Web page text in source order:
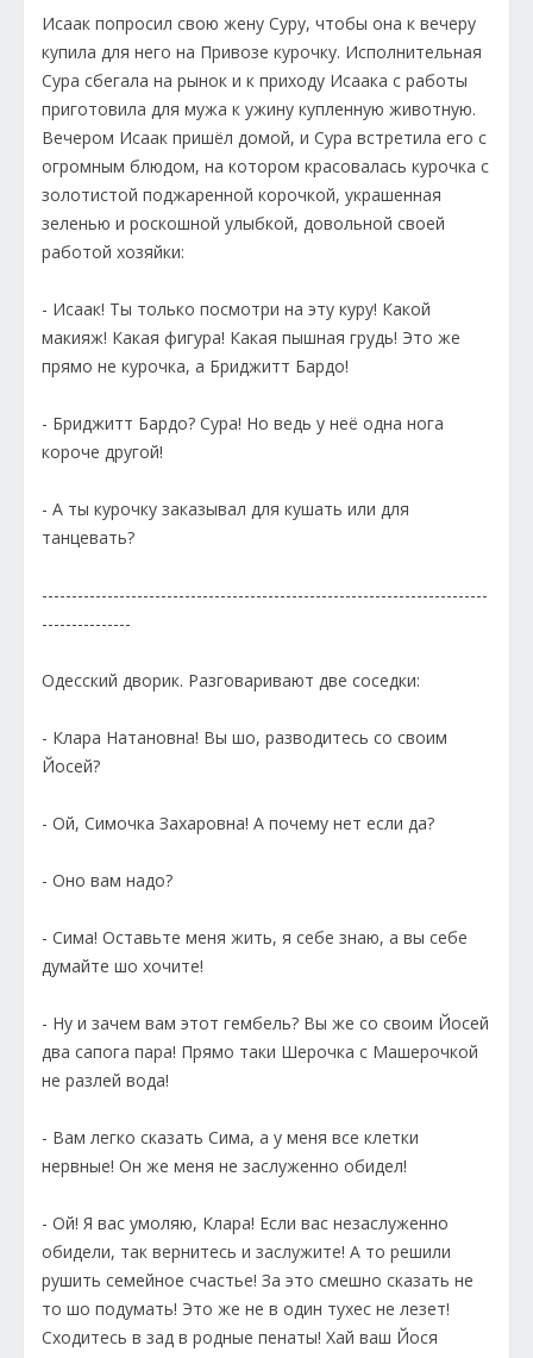
Исаак попросил свою жену Суру, чтобы она к вечеру
купила для него на Привозе курочку. Исполнительная
Сура сбегала на рынок и к приходу Исаака с работы
приготовила для мужа к ужину купленную животную.
Вечером Исаак пришёл домой, и Сура встретила его с
огромным блюдом, на котором красовалась курочка с
золотистой поджаренной корочкой, украшенная
зеленью и роскошной улыбкой, довольной своей
работой хозяйки:
- Исаак! Ты только посмотри на эту куру! Какой
макияж! Какая фигура! Какая пышная грудь! Это же
прямо не курочка, а Бриджитт Бардо!
- Бриджитт Бардо? Сура! Но ведь у неё одна нога
короче другой!
- А ты курочку заказывал для кушать или для
танцевать?
---------------------------------------------------------------------------
---------------
Одесский дворик. Разговаривают две соседки:
- Клара Натановна! Вы шо, разводитесь со своим
Йосей?
- Ой, Симочка Захаровна! А почему нет если да?
- Оно вам надо?
- Сима! Оставьте меня жить, я себе знаю, а вы себе
думайте шо хочите!
- Ну и зачем вам этот гембель? Вы же со своим Йосей
два сапога пара! Прямо таки Шерочка с Машерочкой
не разлей вода!
- Вам легко сказать Сима, а у меня все клетки
нервные! Он же меня не заслуженно обидел!
- Ой! Я вас умоляю, Клара! Если вас незаслуженно
обидели, так вернитесь и заслужите! А то решили
рушить семейное счастье! За это смешно сказать не
то шо подумать! Это же не в один тухес не лезет!
Сходитесь в зад в родные пенаты! Хай ваш Йося